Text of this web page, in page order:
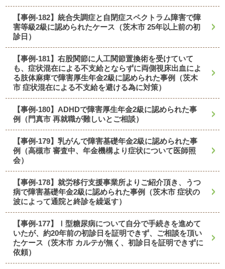
【事例-182】統合失調症と自閉症スペクトラム障害で障
害等級2級に認められたケース（茨木市 25年以上前の初
診日）
【事例-181】右股関節に人工関節置換術を受けていて
も、症状混在による不支給とならずに両側視床出血によ
る肢体麻痺で障害厚生年金2級に認められた事例（茨木
市 症状混在による不支給を避ける為に対策）
【事例-180】ADHDで障害厚生年金2級に認められた事
例（門真市 再就職が難しいとご相談）
【事例-179】乳がんで障害基礎年金2級に認められた事
例（高槻市 審査中、年金機構より症状について医師照
会）
【事例-178】就労移行支援事業所よりご紹介頂き、うつ
病で障害基礎年金2級に認められた事例（茨木市 症状の
波によって通院と終診を繰返す）
【事例-177】Ⅰ型糖尿病について自分で手続きを進めて
いたが、約20年前の初診日を証明できず、ご相談を頂い
たケース（茨木市 カルテが無く、初診日を証明できずに
依頼）